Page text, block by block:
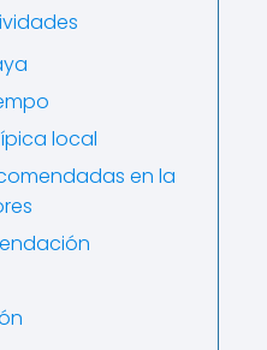
local
en la